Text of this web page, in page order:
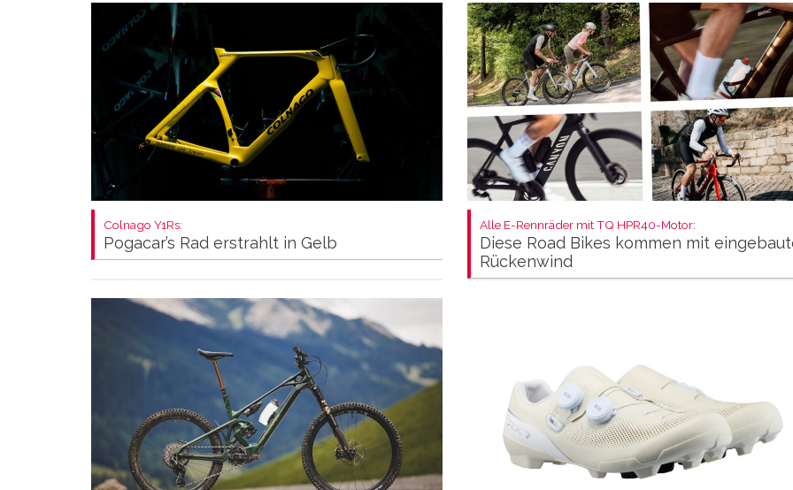
Colnago Y1Rs:
Pogacar’s Rad erstrahlt in Gelb
Alle E-Rennräder mit TQ HPR40-Motor:
Diese Road Bikes kommen mit
Rückenwind